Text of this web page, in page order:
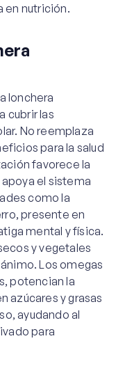
en nutrición.
lonchera
cubrir las
No reemplaza
para la salud
favorece la
el sistema
como la
presente en
mental y física.
y vegetales
Los omegas
potencian la
azúcares y grasas
ayudando al
para